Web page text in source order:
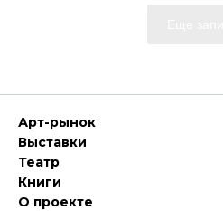
Арт-рынок
Выставки
Театр
Книги
О проекте